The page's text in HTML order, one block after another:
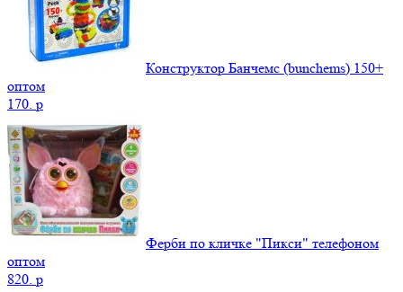
Конструктор Банчемс (bunchems) 150+
оптом
170. p
Ферби по кличке "Пикси" телефоном
оптом
820. p